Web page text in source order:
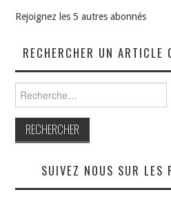
Rejoignez les 5 autres abonnés
RECHERCHER UN ARTICLE
SUIVEZ NOUS SUR LES